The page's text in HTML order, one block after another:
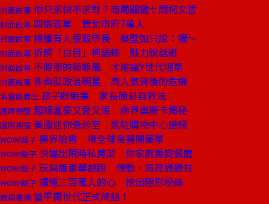
封面故事 你只求快不求對？商周關鍵七問柯文哲
封面故事 四張表單 管北市府7萬人
封面故事 接獲有人要殺市長 蔡壁如只說：喔～
封面故事 拆解「白目」柯語錄 魅力說話術
封面故事 不假掰的領導風 才能讓Y世代埋單
封面故事 非典型政治明星 高人氣背後的危機
名醫談養生 孩子睡眠差 家長簡易自救法
國際視窗 超級富豪又愛又恨 商界奧斯卡揭秘
國際視窗 美國迷你急診室 進駐購物中心搶錢
WOW!點子 醫界臉書 揪全球良醫開藥單
WOW!點子 快端出限時私房菜 你家廚房變餐廳
WOW!點子 玩具版豪華超跑 傳動、馬達通通有
WOW!點子 讀懂三百萬人的心 挖出隱形粉絲
商周書摘 當平庸世代正式終結！